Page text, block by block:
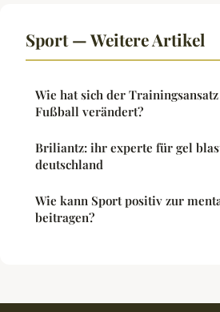
Sport — Weitere Artikel
Wie hat sich der
Fußball verändert?
Briliantz: ihr experte für gel
deutschland
Wie kann Sport positiv zur
beitragen?